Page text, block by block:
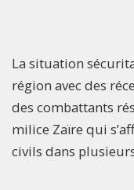
La situation
région avec des
des combattants
milice Zaïre qui
civils dans